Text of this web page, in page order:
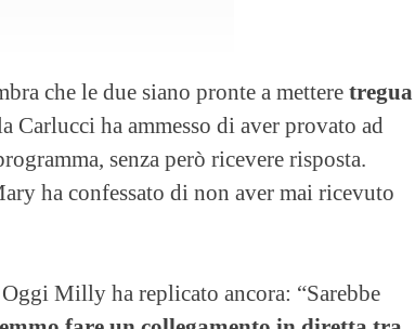
che le due siano pronte a mettere tregua
Carlucci ha ammesso di aver provato ad
senza però ricevere risposta.
ha confessato di non aver mai ricevuto
Milly ha replicato ancora: “Sarebbe